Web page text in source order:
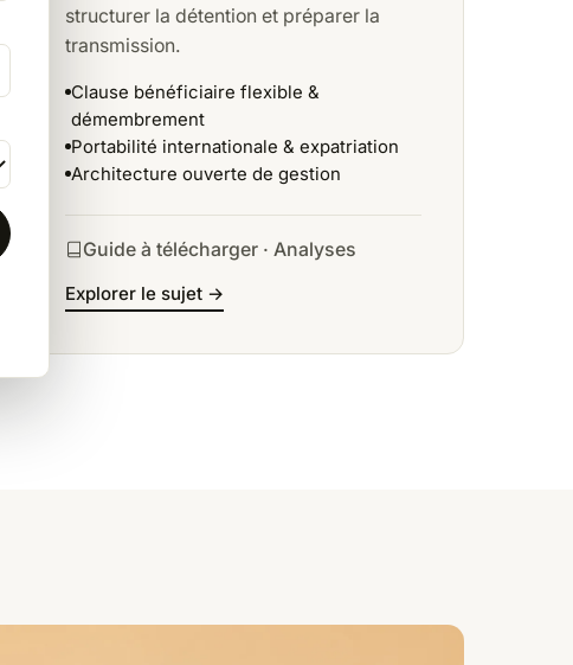
structurer la détention et préparer la
transmission.
Clause bénéficiaire flexible &
démembrement
Portabilité internationale & expatriation
Architecture ouverte de gestion
Guide à télécharger · Analyses
Explorer le sujet →